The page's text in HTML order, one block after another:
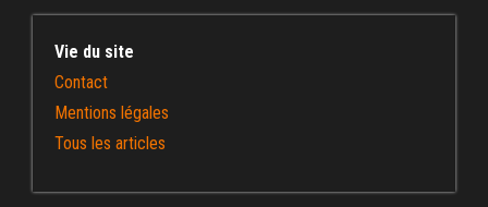
Vie du site
Contact
Mentions légales
Tous les articles